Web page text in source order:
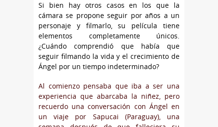
Si bien hay otros casos en los que la
cámara se propone seguir por años a un
personaje y filmarlo, su película tiene
elementos completamente únicos.
¿Cuándo comprendió que había que
seguir filmando la vida y el crecimiento de
Ángel por un tiempo indeterminado?
Al comienzo pensaba que iba a ser una
experiencia que abarcaba la niñez, pero
recuerdo una conversación con Ángel en
un viaje por Sapucai (Paraguay), una